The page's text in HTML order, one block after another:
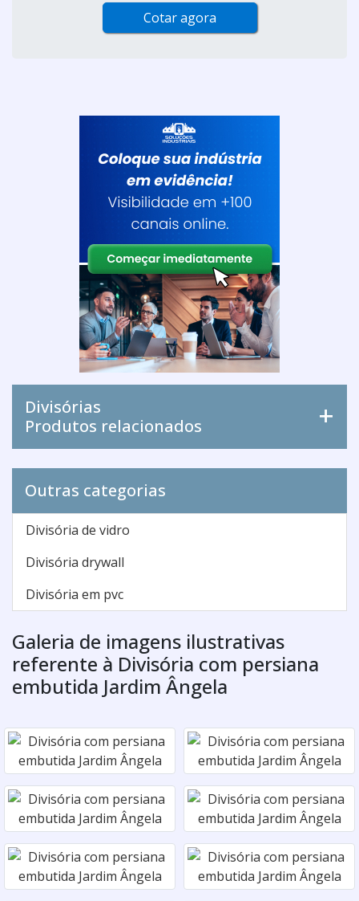
Cotar agora
Divisórias
Produtos relacionados
Outras categorias
Divisória de vidro
Divisória drywall
Divisória em pvc
Galeria de imagens ilustrativas
referente à Divisória com persiana
embutida Jardim Ângela